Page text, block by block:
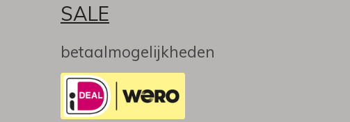
SALE
betaalmogelijkheden